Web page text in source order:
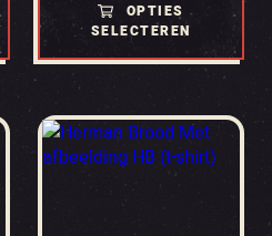
OPTIES
SELECTEREN